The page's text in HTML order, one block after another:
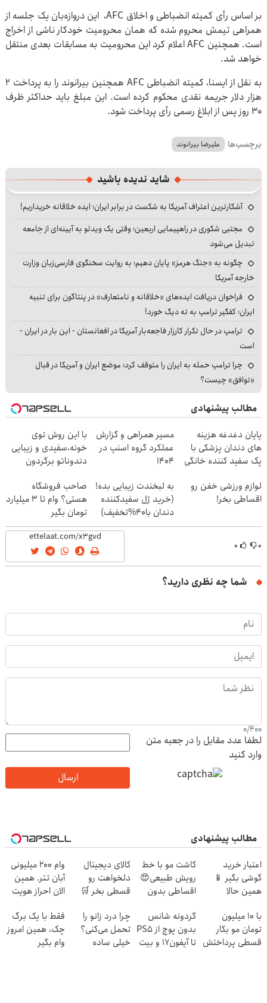
بر اساس رأی کمیته انضباطی و اخلاق AFC، این دروازه‌بان یک جلسه از
همراهی تیمش محروم شده که همان محرومیت خودکار ناشی از اخراج
است. همچنین AFC اعلام کرد این محرومیت به مسابقات بعدی منتقل
خواهد شد.
به نقل از ایسنا، کمیته انضباطی AFC همچنین بیرانوند را به پرداخت ۲
هزار دلار جریمه نقدی محکوم کرده است. این مبلغ باید حداکثر ظرف
۳۰ روز پس از ابلاغ رسمی رأی پرداخت شود.
برچسب‌ها علیرضا بیرانوند
شاید ندیده باشید
آشکارترین اعتراف آمریکا به شکست در برابر ایران؛ ایده خلاقانه خریداریم!
مجتبی شکوری در راهپیمایی اربعین؛ وقتی یک ویدئو به آیینه‌ای از جامعه
تبدیل می‌شود
چگونه به «جنگ هرمز» پایان دهیم؛ به روایت سخنگوی فارسی‌زبان وزارت
خارجه آمریکا
فراخوان دریافت ایده‌های «خلاقانه و نامتعارف» در پنتاگون برای تنبیه
ایران؛ کفگیر ترامپ به ته دیگ خورد!
ترامپ در حال تکرار کارزار فاجعه‌بار آمریکا در افغانستان - این بار در ایران -
است
چرا ترامپ حمله به ایران را متوقف کرد؛ موضع ایران و آمریکا در قبال
«توافق» چیست؟
مطالب پیشنهادی
پایان دغدغه هزینه
های دندان پزشکی با
پک سفید کننده خانگی
مسیر همراهی و گزارش
عملکرد گروه اسنپ در
۱۴۰۴
با این روش توی
خونه،سفیدی و زیبایی
دندوناتو برگردون
لوازم ورزشی خفن رو
اقساطی بخر!
به لبخندت زیبایی بده!
(خرید ژل سفیدکننده
دندان با40%تخفیف)
صاحب فروشگاه
هستی؟ وام تا ۳ میلیارد
تومان بگیر
۰ ۰
شما چه نظری دارید؟
0/400
لطفا عدد مقابل را در جعبه متن
وارد کنید
ارسال
مطالب پیشنهادی
اعتبار خرید
گوشی بگیر 📱
همین حالا
بده 🎯
کاشت مو با خط
رویش طبیعی😍
اقساطی بدون
کالای دیجیتال
دلخواهت رو
قسطی بخر 🛒
بده 📌
وام 200 میلیونی
آبان تتر. همین
الان احراز هویت
با 10 میلیون
تومان مو بکار
قسطی پرداختش
گردونه شانس
بدون پوچ از PS5
تا آیفون17 و بیت
چرا درد زانو را
تحمل می‌کنی؟
خیلی ساده
فقط با یک برگ
چک، همین امروز
وام بگیر